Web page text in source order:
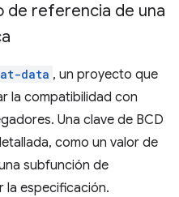
de referencia de una
data , un proyecto que
la compatibilidad con
Una clave de BCD
como un valor de
subfunción de
la especificación.